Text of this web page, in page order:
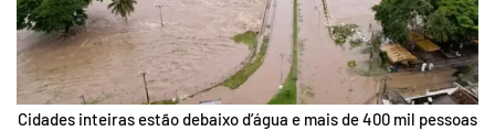
Cidades inteiras estão debaixo d’água e mais de 400 mil pessoas